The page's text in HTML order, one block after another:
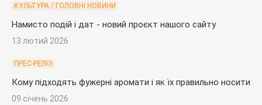
КУЛЬТУРА / ГОЛОВНІ НОВИНИ
Намисто подій і дат - новий проєкт нашого сайту
13 лютий 2026
ПРЕС-РЕЛІЗ
Кому підходять фужерні аромати і як їх правильно носити
09 січень 2026